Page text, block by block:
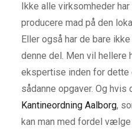
Ikke alle virksomheder
producere mad på den
Eller også har de bare
denne del. Men vil hellere
ekspertise inden for dette
sådanne opgaver. Og hvis
Kantineordning Aalborg,
kan man med fordel